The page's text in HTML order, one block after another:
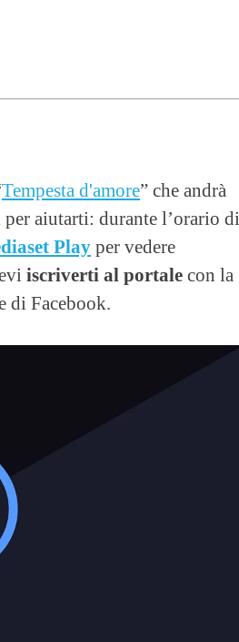
Tempesta d'amore” che andrà
aiutarti: durante l’orario di
Play per vedere
iscriverti al portale con la
di Facebook.